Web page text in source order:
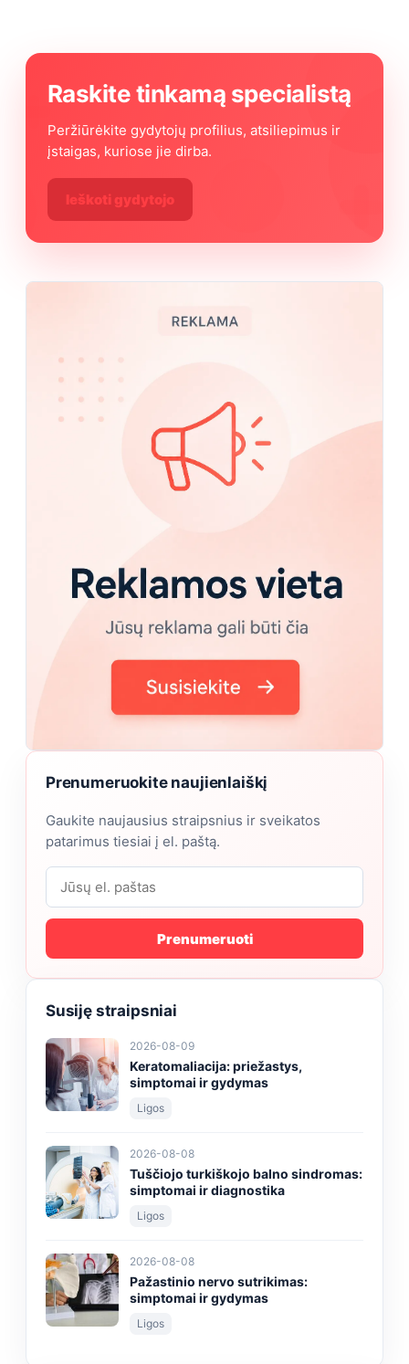
Raskite tinkamą specialistą
Peržiūrėkite gydytojų profilius, atsiliepimus ir
įstaigas, kuriose jie dirba.
Ieškoti gydytojo
Prenumeruokite naujienlaiškį
Gaukite naujausius straipsnius ir sveikatos
patarimus tiesiai į el. paštą.
Prenumeruoti
Susiję straipsniai
2026-08-09
Keratomaliacija: priežastys,
simptomai ir gydymas
Ligos
2026-08-08
Tuščiojo turkiškojo balno sindromas:
simptomai ir diagnostika
Ligos
2026-08-08
Pažastinio nervo sutrikimas:
simptomai ir gydymas
Ligos